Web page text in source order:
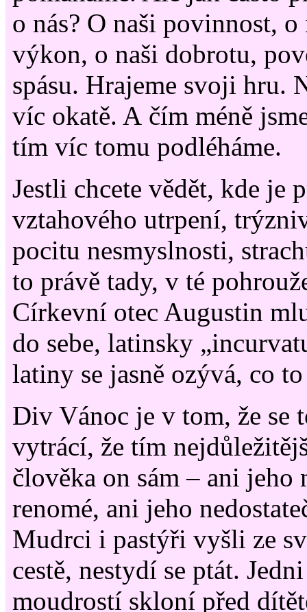
o nás? O naši povinnost,
výkon, o naši dobrotu,
spásu. Hrajeme svoji hru.
víc okatě. A čím méně
tím víc tomu podléháme.
Jestli chcete vědět, kde je
vztahového utrpení,
pocitu nesmyslnosti,
to právě tady, v té
Církevní otec Augustin
do sebe, latinsky
latiny se jasně ozývá, co
Div Vánoc je v tom, že se
vytrácí, že tím
člověka on sám – ani jeho
renomé, ani jeho
Mudrci i pastýři vyšli ze
cestě, nestydí se ptát.
moudrostí skloní před